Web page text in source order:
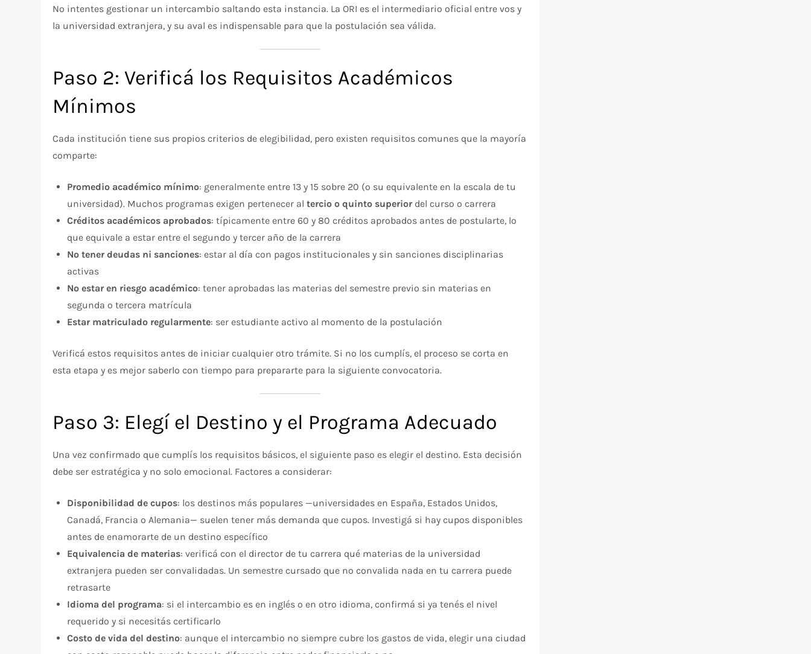
No intentes gestionar un intercambio saltando esta instancia. La ORI es el intermediario oficial entre vos y
la universidad extranjera, y su aval es indispensable para que la postulación sea válida.
Paso 2: Verificá los Requisitos Académicos
Mínimos
Cada institución tiene sus propios criterios de elegibilidad, pero existen requisitos comunes que la mayoría
comparte:
Promedio académico mínimo: generalmente entre 13 y 15 sobre 20 (o su equivalente en la escala de tu
universidad). Muchos programas exigen pertenecer altercio o quinto superiordel curso o carrera
Créditos académicos aprobados: típicamente entre 60 y 80 créditos aprobados antes de postularte, lo
que equivale a estar entre el segundo y tercer año de la carrera
No tener deudas ni sanciones: estar al día con pagos institucionales y sin sanciones disciplinarias
activas
No estar en riesgo académico: tener aprobadas las materias del semestre previo sin materias en
segunda o tercera matrícula
Estar matriculado regularmente: ser estudiante activo al momento de la postulación
Verificá estos requisitos antes de iniciar cualquier otro trámite. Si no los cumplís, el proceso se corta en
esta etapa y es mejor saberlo con tiempo para prepararte para la siguiente convocatoria.
Paso 3: Elegí el Destino y el Programa Adecuado
Una vez confirmado que cumplís los requisitos básicos, el siguiente paso es elegir el destino. Esta decisión
debe ser estratégica y no solo emocional. Factores a considerar:
Disponibilidad de cupos: los destinos más populares —universidades en España, Estados Unidos,
Canadá, Francia o Alemania— suelen tener más demanda que cupos. Investigá si hay cupos disponibles
antes de enamorarte de un destino específico
Equivalencia de materias: verificá con el director de tu carrera qué materias de la universidad
extranjera pueden ser convalidadas. Un semestre cursado que no convalida nada en tu carrera puede
retrasarte
Idioma del programa: si el intercambio es en inglés o en otro idioma, confirmá si ya tenés el nivel
requerido y si necesitás certificarlo
Costo de vida del destino: aunque el intercambio no siempre cubre los gastos de vida, elegir una ciudad